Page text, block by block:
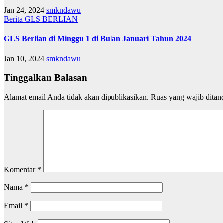
Jan 24, 2024 smkndawu
Berita GLS BERLIAN
GLS Berlian di Minggu 1 di Bulan Januari Tahun 2024
Jan 10, 2024 smkndawu
Tinggalkan Balasan
Alamat email Anda tidak akan dipublikasikan. Ruas yang wajib
Komentar *
Nama *
Email *